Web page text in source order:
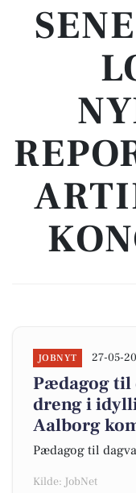
JOBNYT 27-05-
Pædagog til
dreng i
Aalborg
Pædagog til
Kilde: JobNet